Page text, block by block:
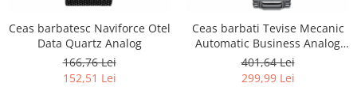
Ceas barbatesc Naviforce Otel
Data Quartz Analog
166,76 Lei
152,51 Lei
Ceas barbati Tevise Mecanic
Automatic Business Analog
Skeleton Argintiu
401,64 Lei
299,99 Lei